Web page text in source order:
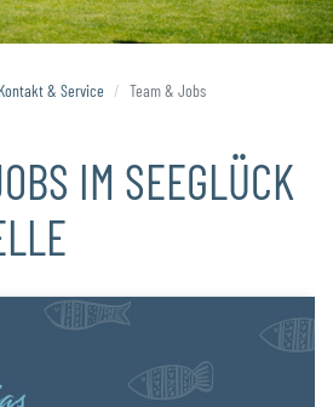
Kontakt & Service Team & Jobs
IM SEEGLÜCK